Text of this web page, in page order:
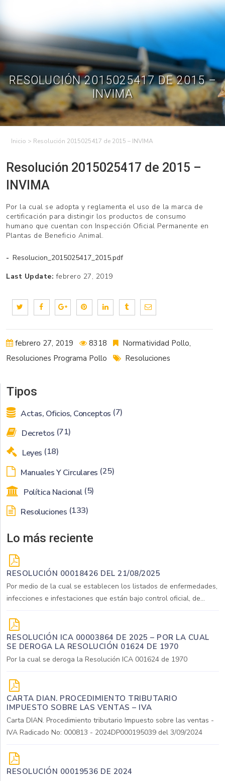
Transparencia
Contrataciones
Contáctenos
Regístrese – Solo
avicultores
Inicia Sesión
content
RESOLUCIÓN 2015025417 DE 2015 –
INVIMA
> Resolución 2015025417 de 2015 – INVIMA
Resolución 2015025417 de 2015 –
INVIMA
Por la cual se adopta y reglamenta el uso de la marca de
certificación para distingir los productos de consumo
humano que cuentan con Inspección Oficial Permanente en
Plantas de Beneficio Animal.
Resolucion_2015025417_2015.pdf
Last Update:febrero 27, 2019
febrero 27, 2019 8318 Normatividad Pollo,
Resoluciones Programa Pollo
Resoluciones
Tipos
Actas, Oficios, Conceptos (7)
Decretos (71)
Leyes (18)
Manuales Y Circulares (25)
Política Nacional (5)
Resoluciones (133)
Lo más reciente
RESOLUCIÓN 00018426 DEL 21/08/2025
Por medio de la cual se establecen los listados de enfermedades,
infecciones e infestaciones que están bajo control oficial, de...
RESOLUCIÓN ICA 00003864 DE 2025 – POR LA CUAL
SE DEROGA LA RESOLUCIÓN 01624 DE 1970
Por la cual se deroga la Resolución ICA 001624 de 1970
CARTA DIAN. PROCEDIMIENTO TRIBUTARIO
IMPUESTO SOBRE LAS VENTAS – IVA
Carta DIAN. Procedimiento tributario Impuesto sobre las ventas -
IVA Radicado No: 000813 - 2024DP000195039 del 3/09/2024
RESOLUCIÓN 00019536 DE 2024